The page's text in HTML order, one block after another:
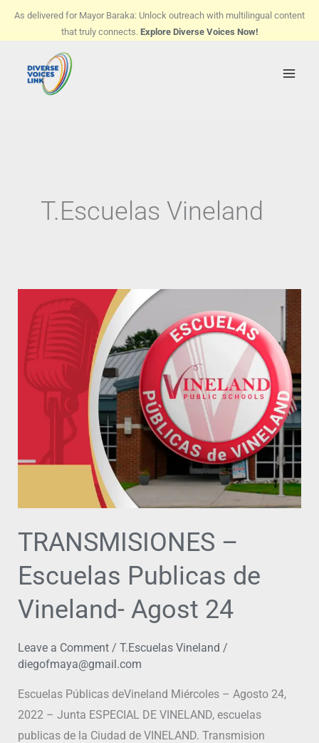
SkipAs delivered for Mayor Baraka: Unlock outreach with multilingual content
that truly connects. Explore Diverse Voices Now!
T.Escuelas Vineland
TRANSMISIONES –
Escuelas Publicas de
Vineland- Agost 24
Leave a Comment / T.Escuelas Vineland /
diegofmaya@gmail.com
Escuelas Públicas deVineland Miércoles – Agosto 24,
2022 – Junta ESPECIAL DE VINELAND, escuelas
publicas de la Ciudad de VINELAND. Transmision
TRANSMISIONES
Escuelas
Publicas
de
Vineland-